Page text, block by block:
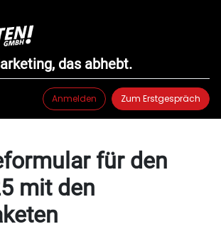
das abhebt.
Anmelden Zum Erstgespräch
für den
mit den